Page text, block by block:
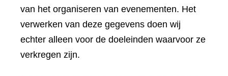
van het organiseren van evenementen. Het
verwerken van deze gegevens doen wij
echter alleen voor de doeleinden waarvoor ze
verkregen zijn.